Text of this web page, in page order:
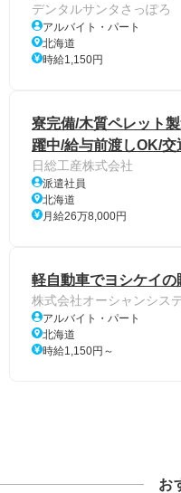
デンタルサンタさっぽろ
アルバイト・パート
北海道
時給1,150円
寮完備/木質ペレット
躍中/給与前渡しOK/
日総工産株式会社
派遣社員
北海道
月給26万8,000円
軽自動車でヨシケイ
株式会社オーシャンシス
アルバイト・パート
北海道
時給1,150円～
お